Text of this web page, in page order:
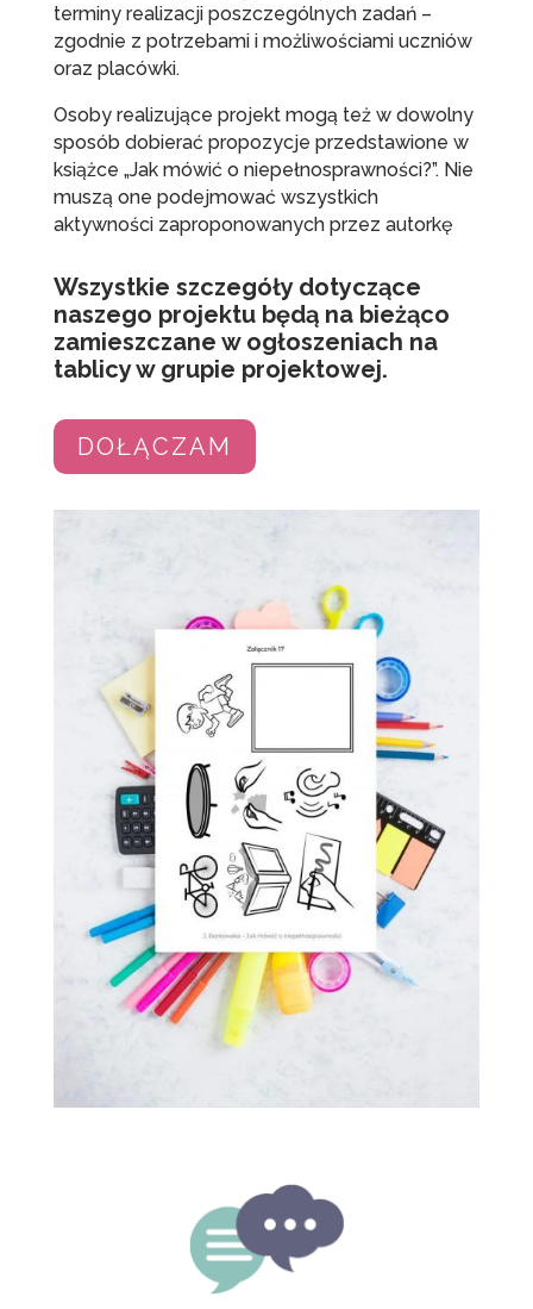
terminy realizacji poszczególnych zadań –
zgodnie z potrzebami i możliwościami uczniów
oraz placówki.
Osoby realizujące projekt mogą też w dowolny
sposób dobierać propozycje przedstawione w
książce „Jak mówić o niepełnosprawności?”. Nie
muszą one podejmować wszystkich
aktywności zaproponowanych przez autorkę
Wszystkie szczegóły dotyczące
naszego projektu będą na bieżąco
zamieszczane w ogłoszeniach na
tablicy w grupie projektowej.
DOŁĄCZAM